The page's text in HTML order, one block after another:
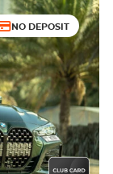
NO DEPOSIT